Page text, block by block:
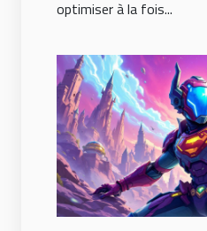
optimiser à la fois...